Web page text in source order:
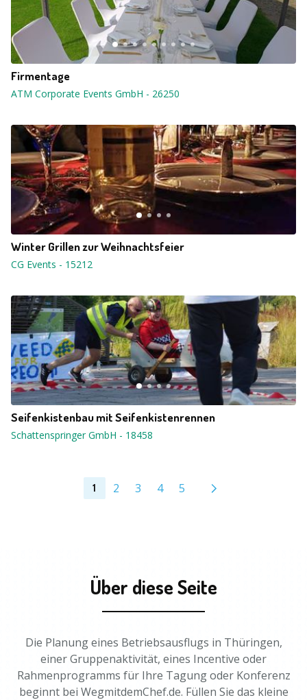
Firmentage
ATM Corporate Events GmbH - 26250
Winter Grillen zur Weihnachtsfeier
CG Events - 15212
Seifenkistenbau mit Seifenkistenrennen
Schattenspringer GmbH - 18458
1 2 3 4 5
Über diese Seite
Die Planung eines Betriebsausflugs in Thüringen,
einer Gruppenaktivität, eines Incentive oder
Rahmenprogramms für Ihre Tagung oder Konferenz
beginnt bei WegmitdemChef.de. Füllen Sie das kleine